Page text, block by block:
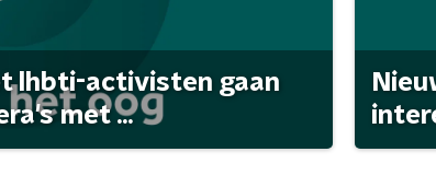
lhbti-activisten gaan
met ...